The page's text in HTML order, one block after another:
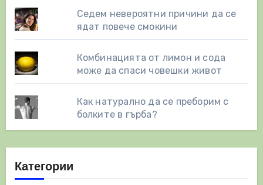
Седем невероятни причини да се
ядат повече смокини
Комбинацията от лимон и сода
може да спаси човешки живот
Как натурално да се преборим с
болките в гърба?
Категории